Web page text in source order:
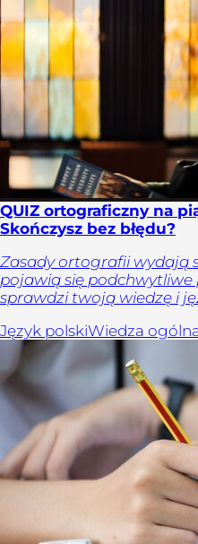
QUIZ ortograficzny na
Skończysz bez błędu?
Zasady ortografii wydają
pojawią się podchwytliwe
sprawdzi twoją wiedzę i
Język polskiWiedza